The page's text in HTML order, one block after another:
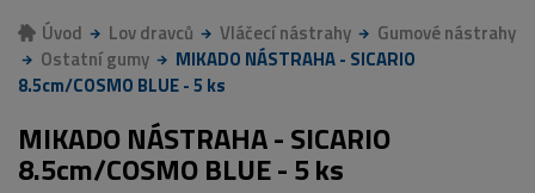
Úvod Lov dravců Vláčecí nástrahy
Gumové nástrahy
Ostatní gumy
MIKADO NÁSTRAHA - SICARIO
8.5cm/COSMO BLUE - 5 ks
MIKADO NÁSTRAHA - SICARIO
8.5cm/COSMO BLUE - 5 ks